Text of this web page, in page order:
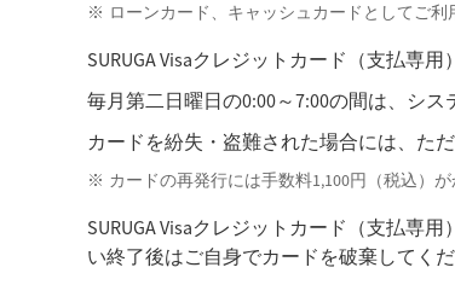
ローンカード、キャッシュカードとしてご利
SURUGA Visaクレジットカード（支払専
毎月第二日曜日の0:00～7:00の間は、シ
カードを紛失・盗難された場合には、た
カードの再発行には手数料1,100円（税込）
SURUGA Visaクレジットカード（支払専
い終了後はご自身でカードを破棄してくだ